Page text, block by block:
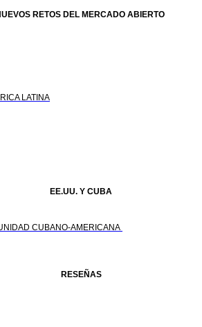
RETOS DEL MERCADO ABIERTO
LATINA
EE.UU. Y CUBA
CUBANO-AMERICANA
RESEÑAS